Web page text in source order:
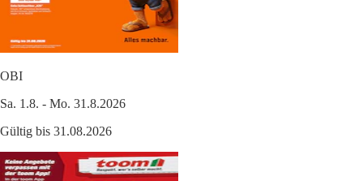
OBI
Sa. 1.8. - Mo. 31.8.2026
Gültig bis 31.08.2026